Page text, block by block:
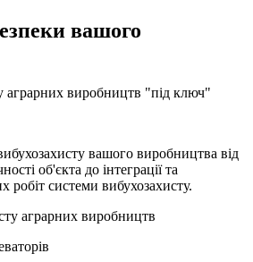
вашого
аграрних виробництв "під ключ"
вашого виробництва від
об'єкта до інтеграції та
робіт системи вибухозахисту.